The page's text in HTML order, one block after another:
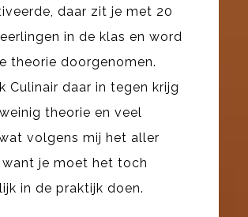
daar zit je met 20
in de klas en word
theorie doorgenomen.
Culinair daar in tegen krijg
theorie en veel
volgens mij het aller
je moet het toch
in de praktijk doen.